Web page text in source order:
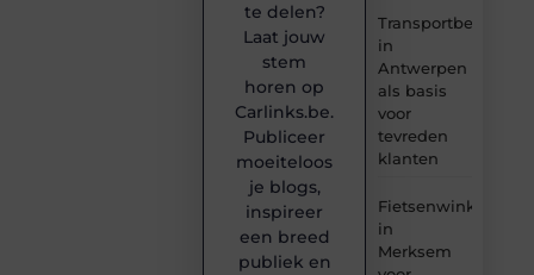
Transportbedrijf
in
Antwerpen
als basis
voor
tevreden
klanten
Fietsenwinkel
in
Merksem
te delen?
Laat jouw
stem
horen op
Carlinks.be.
Publiceer
moeiteloos
je blogs,
inspireer
een breed
publiek en